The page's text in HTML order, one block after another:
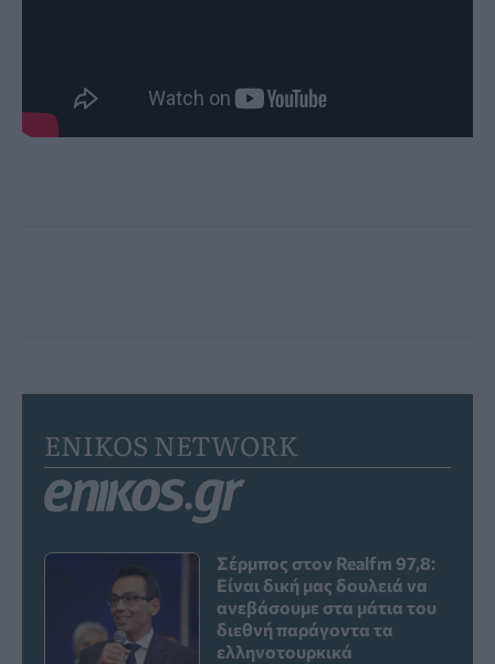
ENIKOS NETWORK
Σέρμπος στον Realfm 97,8:
Είναι δική μας δουλειά να
ανεβάσουμε στα μάτια του
διεθνή παράγοντα τα
ελληνοτουρκικά